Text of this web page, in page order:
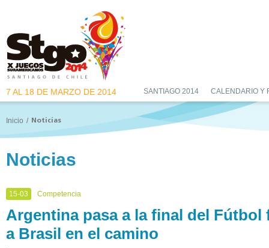
7 AL 18 DE MARZO DE 2014 SANTIAGO 2014 CALENDARIO Y
Inicio / Noticias
Noticias
15-03 Competencia
Argentina pasa a la final del Fútbol
a Brasil en el camino